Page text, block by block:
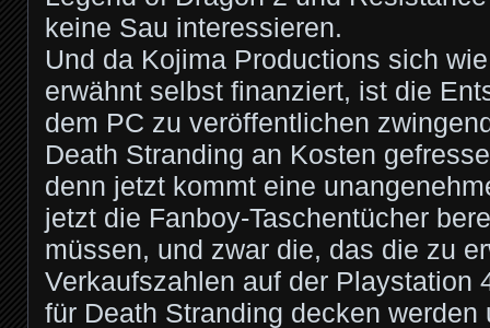
keine Sau interessieren.
Und da Kojima Productions sich
erwähnt selbst finanziert, ist die
dem PC zu veröffentlichen
Death Stranding an Kosten
denn jetzt kommt eine
jetzt die Fanboy-Taschentücher
müssen, und zwar die, das die zu
Verkaufszahlen auf der Playstation
für Death Stranding decken werden